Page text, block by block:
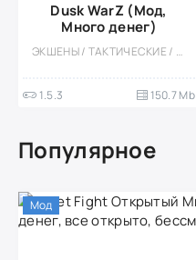
Dusk WarZ (Мод,
Много денег)
ЭКШЕНЫ / ТАКТИЧЕСКИЕ / ВЫЖИВАНИЕ / КРАФТИНГ / ВИД СБОКУ / ЗОМБИ / ОДНОПОЛЬЗОВАТЕЛЬСКИЕ / ОФЛАЙН / МОД / ВСТРОЕННЫЙ КЕШ
1.5.3 150.7 Mb
Популярное
Мод